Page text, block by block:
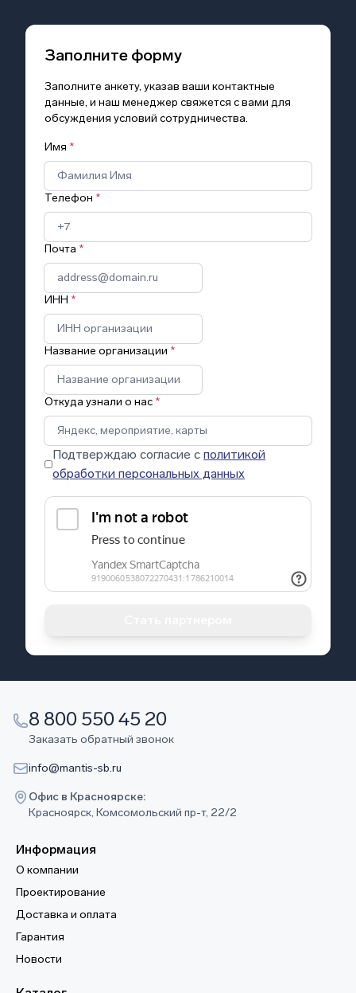
Заполните форму
Заполните анкету, указав ваши контактные
данные, и наш менеджер свяжется с вами для
обсуждения условий сотрудничества.
Имя *
Телефон *
Почта *
ИНН *
Название организации *
Откуда узнали о нас *
Подтверждаю согласие сполитикой
обработки персональных данных
8 800 550 45 20
Заказать обратный звонок
info@mantis-sb.ru
Офис в Красноярске:
Красноярск, Комсомольский пр-т, 22/2
Информация
О компании
Проектирование
Доставка и оплата
Гарантия
Новости